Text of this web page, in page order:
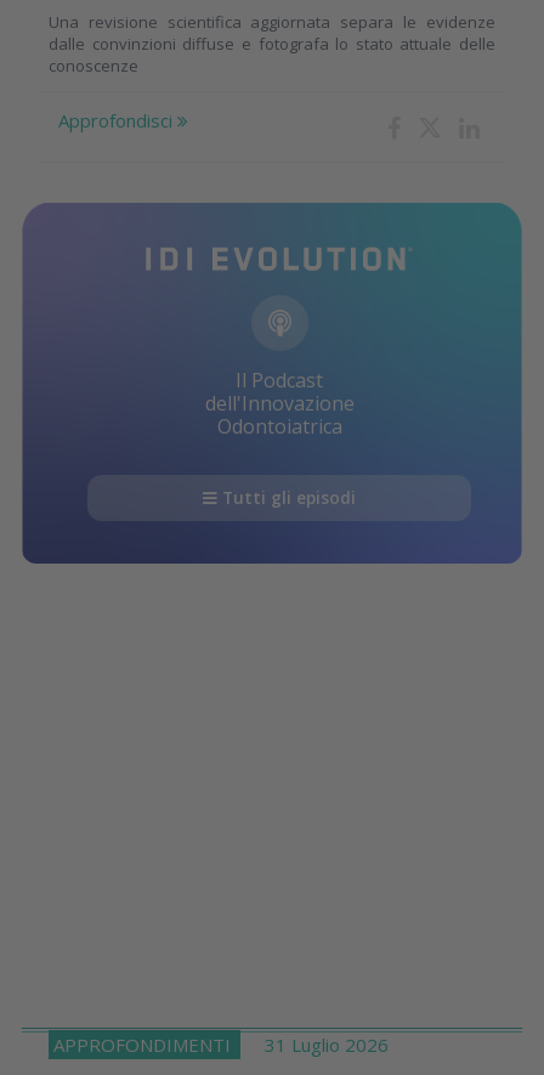
Una revisione scientifica aggiornata separa le evidenze
dalle convinzioni diffuse e fotografa lo stato attuale delle
conoscenze
Approfondisci
Il Podcast
dell'Innovazione
Odontoiatrica
Tutti gli episodi
APPROFONDIMENTI 31 Luglio 2026